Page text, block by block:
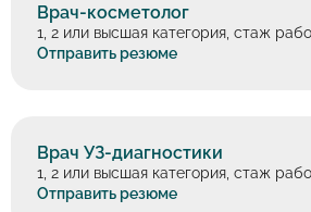
Врач-косметолог
1, 2 или высшая категория, стаж
Отправить резюме
Врач УЗ-диагностики
1, 2 или высшая категория, стаж
Отправить резюме